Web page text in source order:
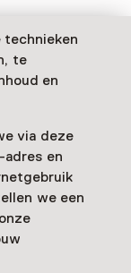
technieken
te
en
via deze
adres en
we een